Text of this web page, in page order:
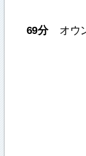
69分 オウ